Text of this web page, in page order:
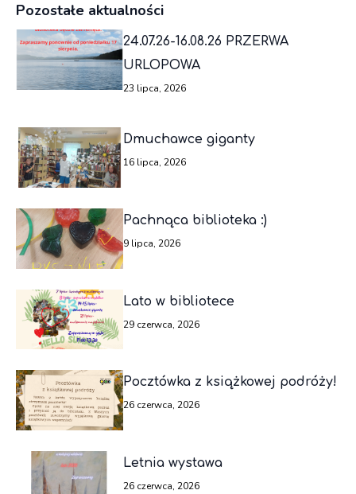
Pozostałe aktualności
24.07.26-16.08.26 PRZERWA
URLOPOWA
23 lipca, 2026
Dmuchawce giganty
16 lipca, 2026
Pachnąca biblioteka :)
9 lipca, 2026
Lato w bibliotece
29 czerwca, 2026
Pocztówka z książkowej podróży!
26 czerwca, 2026
Letnia wystawa
26 czerwca, 2026